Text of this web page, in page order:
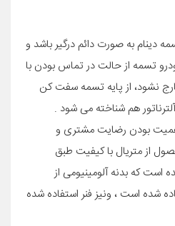
اینکه تسمه دینام به صورت دائم درگیر باشد و
تسمه از حالت در تماس بودن با
نشود، از پایه تسمه سفت کن
هم شناخته می شود .
بودن رضایت مشتری و
از متریال با کیفیت طبق
است که بدنه آلومینیومی از
شده است ، ونیز فنر استفاده شده